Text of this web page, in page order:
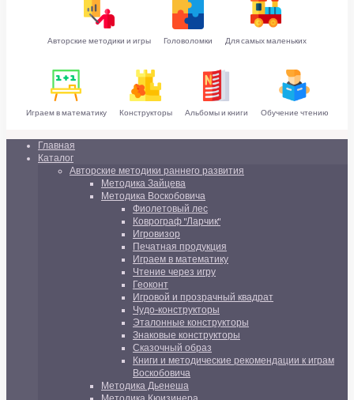
Авторские методики и игры Головоломки Для самых маленьких
Играем в математику Конструкторы Альбомы и книги Обучение чтению
Главная
Каталог
Авторские методики раннего развития
Методика Зайцева
Методика Воскобовича
Фиолетовый лес
Коврограф "Ларчик"
Игровизор
Печатная продукция
Играем в математику
Чтение через игру
Геоконт
Игровой и прозрачный квадрат
Чудо-конструкторы
Эталонные конструкторы
Знаковые конструкторы
Сказочный образ
Книги и методические рекомендации к играм
Воскобовича
Методика Дьенеша